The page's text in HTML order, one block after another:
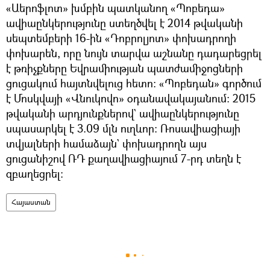
«Աերոֆլոտ» խմբին պատկանող «Պոբեդա»
ավիաընկերությունը ստեղծվել է 2014 թվականի
սեպտեմբերի 16-ին «Դոբրոլյոտ» փոխադրողի
փոխարեն, որը նույն տարվա աշնանը դադարեցրել
է թռիչքները Եվրամիության պատժամիջոցների
ցուցակում հայտնվելուց հետո: «Պոբեդան» գործում
է Մոսկվայի «Վնուկովո» օդանավակայանում։ 2015
թվականի արդյունքներով` ավիաընկերությունը
սպասարկել է 3.09 մլն ուղևոր: Ռոսավիացիայի
տվյալների համաձայն` փոխադրողն այս
ցուցանիշով ՌԴ քաղավիացիայում 7-րդ տեղն է
զբաղեցրել:
Հայաստան